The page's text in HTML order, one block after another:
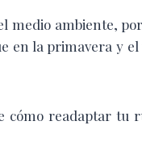
medio ambiente,
en la primavera y
cómo readaptar tu